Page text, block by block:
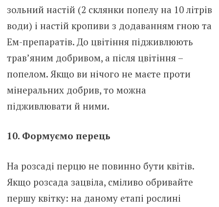
зольний настій (2 склянки попелу на 10 літрів
води) і настій кропиви з додаванням гною та
Ем-препаратів. До цвітіння підживлюють
трав’яним добривом, а після цвітіння –
попелом. Якщо ви нічого не маєте проти
мінеральних добрив, то можна
підживлювати й ними.
10. Формуємо перець
На розсаді перцю не повинно бути квітів.
Якщо розсада зацвіла, сміливо обривайте
першу квітку: на даному етапі рослині